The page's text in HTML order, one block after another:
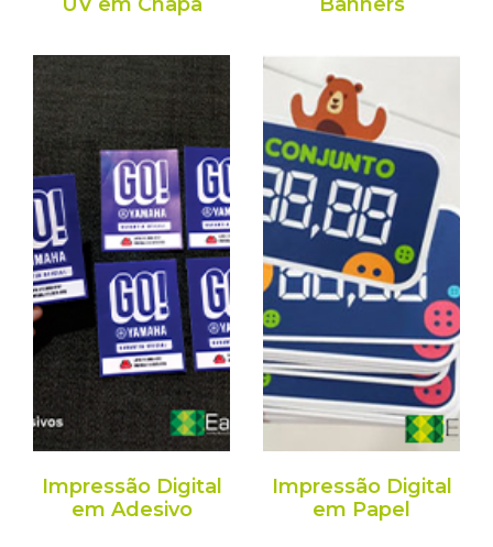
UV em Chapa
Banners
Impressão Digital
em Adesivo
Impressão Digital
em Papel